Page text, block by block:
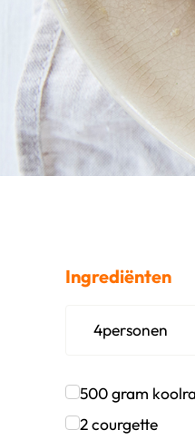
Ingrediënten
4personen
500gram
Klik om dit
2courgette